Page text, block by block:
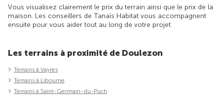
Vous visualisez clairement le prix du terrain ainsi que le prix de la
maison. Les conseillers de Tanaïs Habitat vous accompagnent
ensuite pour vous aider tout au long de votre projet.
Les terrains à proximité de Doulezon
Terrains à Vayres
Terrains à Libourne
Terrains à Saint-Germain-du-Puch